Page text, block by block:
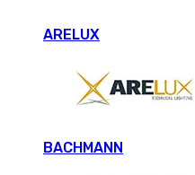
ARELUX
BACHMANN